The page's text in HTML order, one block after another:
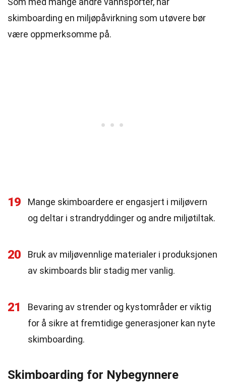
skimboarding en miljøpåvirkning som utøvere bør
være oppmerksomme på.
19
Mange skimboardere er engasjert i miljøvern
og deltar i strandryddinger og andre miljøtiltak.
20
Bruk av miljøvennlige materialer i produksjonen
av skimboards blir stadig mer vanlig.
21
Bevaring av strender og kystområder er viktig
for å sikre at fremtidige generasjoner kan nyte
skimboarding.
Skimboarding for Nybegynnere